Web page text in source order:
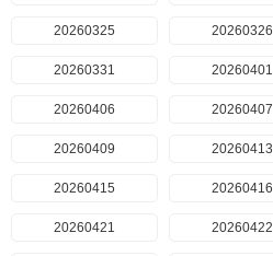
20260325 20260326
20260331 20260401
20260406 20260407
20260409 20260413
20260415 20260416
20260421 20260422